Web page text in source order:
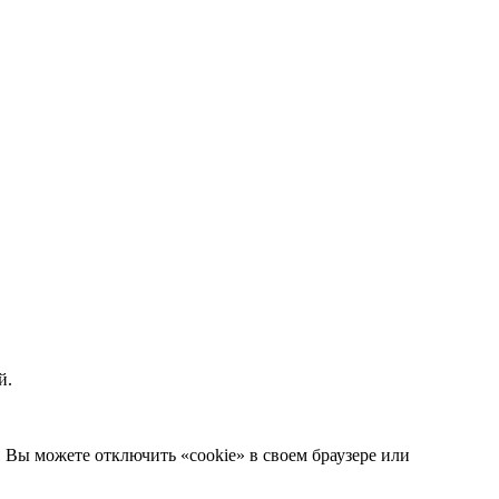
можете отключить «cookie» в своем браузере или